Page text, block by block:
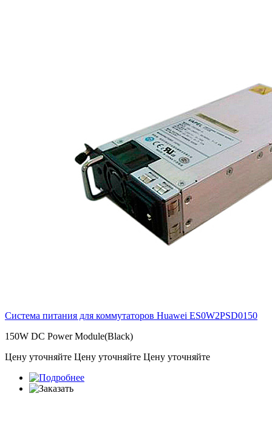
Система питания для коммутаторов Huawei ES0W2PSD0150
150W DC Power Module(Black)
Цену уточняйте Цену уточняйте Цену уточняйте